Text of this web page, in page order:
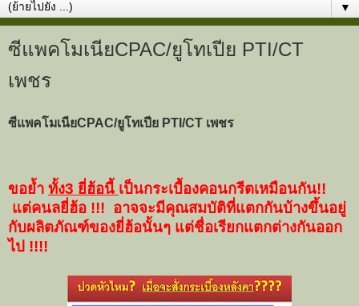
▼
ซีแพคโมเนียCPAC/ยูโทเปีย PTI/CT
เพชร
ซีแพคโมเนียCPAC/ยูโทเปีย PTI/CT เพชร
ขอย้ำ ทั้ง3 ยี่ฮ้อนี้ เป็นกระเบื้องคอนกรีตเหมือนกัน!!
แต่คนลยี่ฮ้อ !!! อาจจะมีคุณสมบัติที่แตกกันบ้างขึ้นอยู่
กับผลิตภัณฑ์ของยี่ฮ้อนั้นๆ แต่ชื่อเรียกแตกต่างกันออก
ไป !!!!